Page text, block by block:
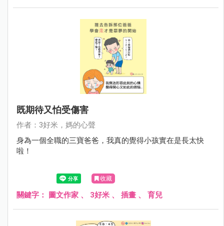
既期待又怕受傷害
作者：3好米，媽的心聲
身為一個全職的三寶爸爸，我真的覺得小孩實在是長太快
啦！
收藏
關鍵字： 圖文作家 、 3好米 、 插畫 、 育兒